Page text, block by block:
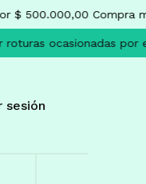
$ 500.000,00 Compra
ocasionadas por
sesión